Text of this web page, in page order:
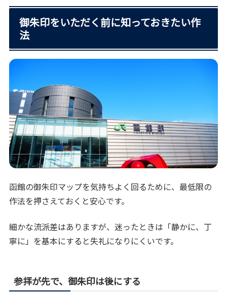
御朱印をいただく前に知っておきたい作
法
函館の御朱印マップを気持ちよく回るために、最低限の
作法を押さえておくと安心です。
細かな流派差はありますが、迷ったときは「静かに、丁
寧に」を基本にすると失礼になりにくいです。
参拝が先で、御朱印は後にする